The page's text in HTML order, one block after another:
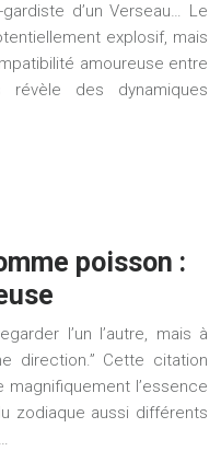
d’un Verseau… Le
explosif, mais
amoureuse entre
révèle des dynamiques
poisson :
l’un l’autre, mais à
direction.” Cette citation
magnifiquement l’essence
zodiaque aussi différents